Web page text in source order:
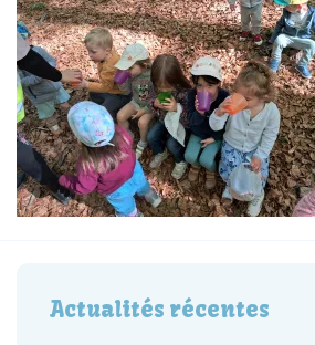
Actualités récentes